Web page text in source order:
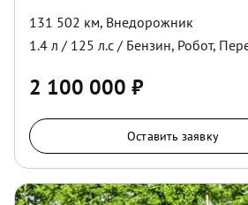
131 502 км, Внедорожник
1.4 л / 125 л.с / Бензин, Робот,
2 100 000 ₽
Оставить заявку